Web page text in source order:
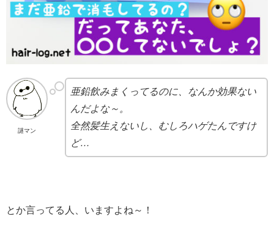
謎マン
亜鉛飲みまくってるのに、なんか効果ない
んだよな～。
全然髪生えないし、むしろハゲたんですけ
ど…
とか言ってる人、いますよね～！